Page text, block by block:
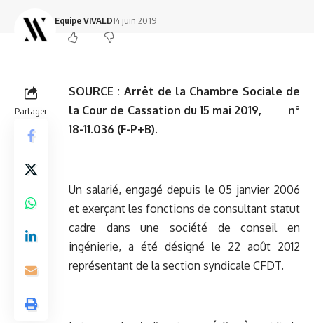
Equipe VIVALDI4 juin 2019
Partager
SOURCE : Arrêt de la Chambre Sociale de
la Cour de Cassation du 15 mai 2019, n°
18-11.036 (F-P+B).
Un salarié, engagé depuis le 05 janvier 2006
et exerçant les fonctions de consultant statut
cadre dans une société de conseil en
ingénierie, a été désigné le 22 août 2012
représentant de la section syndicale CFDT.